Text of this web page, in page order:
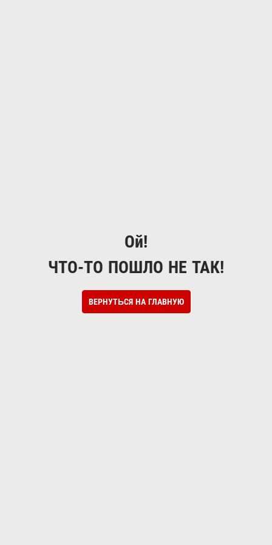
Ой!
ЧТО-ТО ПОШЛО НЕ ТАК!
ВЕРНУТЬСЯ НА ГЛАВНУЮ